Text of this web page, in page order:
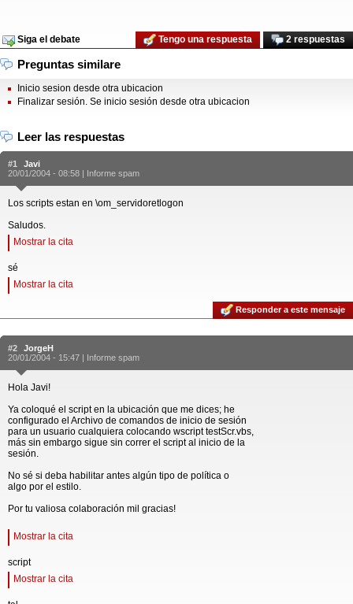
Siga el debate 2 respuestas
Tengo una respuesta
Preguntas similare
Inicio sesion desde otra ubicacion
Finalizar sesión. Se inicio sesión desde otra ubicacion
Leer las respuestas
#1
Javi
20/01/2004 - 08:58 | Informe spam
Los scripts estan en \om_servidoretlogon
Saludos.
Mostrar la cita
sé
Mostrar la cita
Responder a este mensaje
#2
JorgeH
20/01/2004 - 15:47 | Informe spam
Hola Javi!
Ya coloqué el script en la ubicación que me dices; he
configurado el Archivo de comandos de inicio de sesión
para un usuario cualquiera colocando wscript testScr.vbs,
más sin embargo sigue sin correr el script al inicio de la
sesión.
No sé si deba habilitar antes algún tipo de política o
algo por el estilo.
Por tu valiosa colaboración mil gracias!
Mostrar la cita
script
Mostrar la cita